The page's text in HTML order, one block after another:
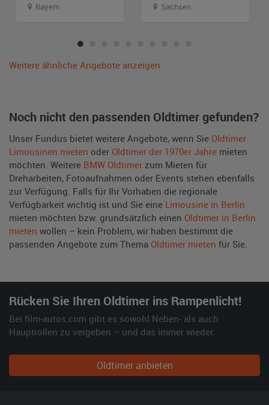
Bayern
Sachsen
Weitere ähnliche Angebote anzeigen
Noch nicht den passenden Oldtimer gefunden?
Unser Fundus bietet weitere Angebote, wenn Sie Oldtimer
Limousinen mieten oder Oldtimer der 1970er Jahre mieten
möchten. Weitere BMW Oldtimer zum Mieten für
Dreharbeiten, Fotoaufnahmen oder Events stehen ebenfalls
zur Verfügung. Falls für Ihr Vorhaben die regionale
Verfügbarkeit wichtig ist und Sie eine Limousine in Berlin
mieten möchten bzw. grundsätzlich einen Oldtimer in Berlin
mieten wollen – kein Problem, wir haben bestimmt die
passenden Angebote zum Thema Oldtimer mieten für Sie.
Rücken Sie Ihren Oldtimer ins Rampenlicht!
Bei film-autos.com gibt es sowohl Neben- als auch
Hauptrollen zu vergeben – und das immer wieder.
Oldtimer anbieten